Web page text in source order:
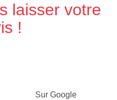
laisser votre
!
Sur Google